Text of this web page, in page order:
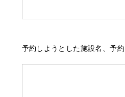
予約しようとした施設名、予